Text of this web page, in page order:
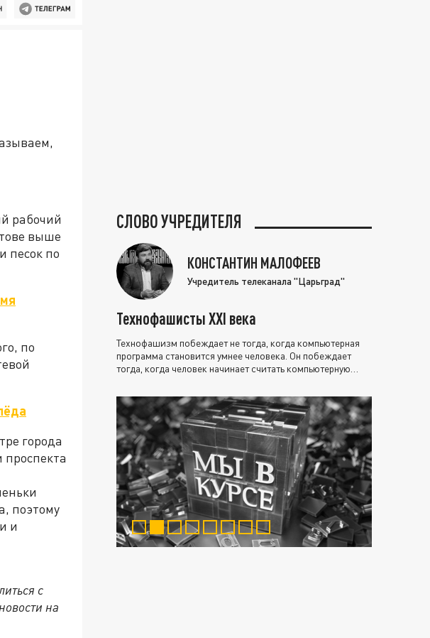
рабочий
выше
песок по
по
города
поэтому
и
с
на
СЛОВО УЧРЕДИТЕЛЯ
КОНСТАНТИН МАЛОФЕЕВ
Учредитель телеканала "Царьград"
Технофашисты XXI века
Технофашизм побеждает не тогда, когда компьютерная
программа становится умнее человека. Он побеждает
тогда, когда человек начинает считать компьютерную